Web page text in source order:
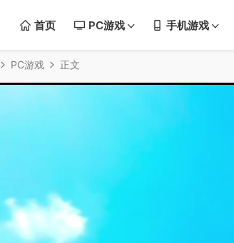
首页 PC游戏 手机游戏
PC游戏 正文
75% 100%